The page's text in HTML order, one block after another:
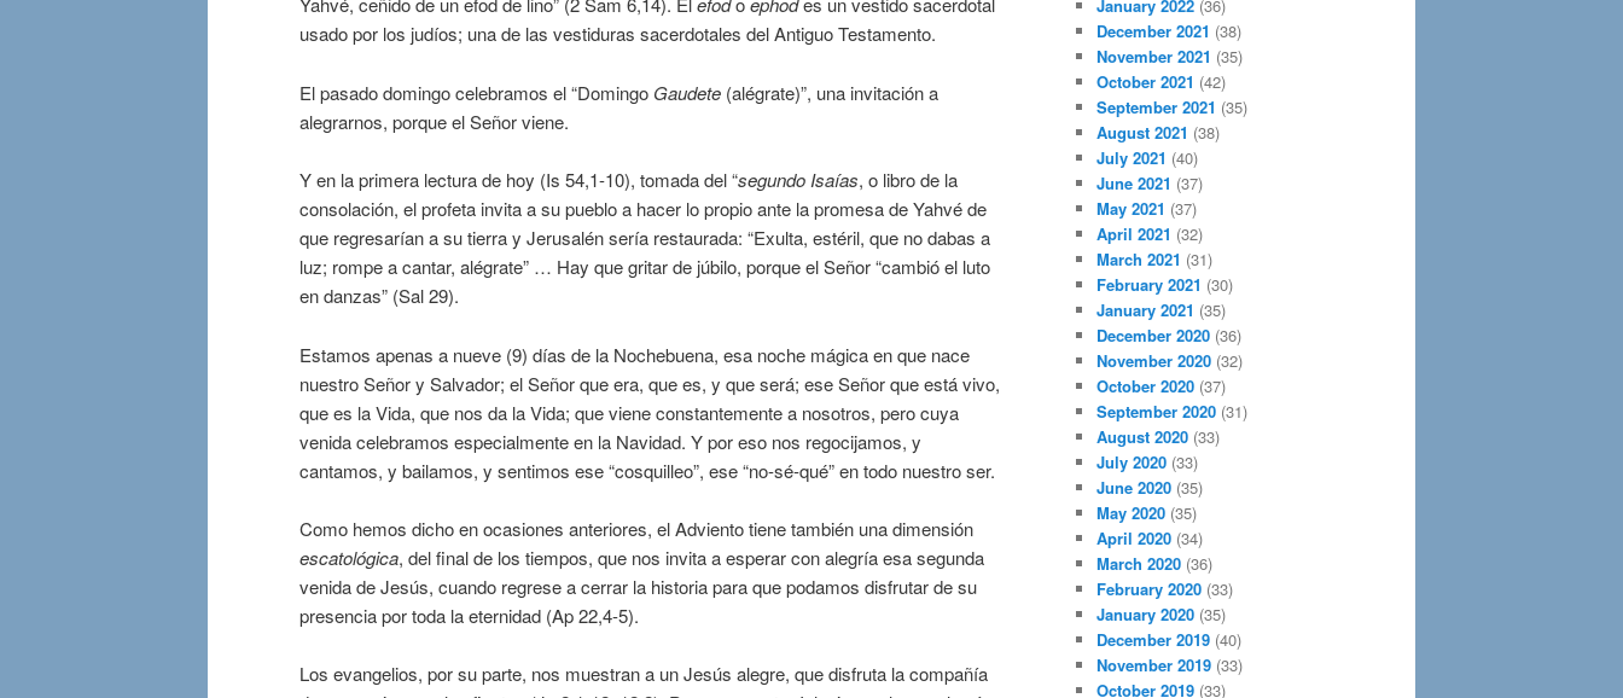
usado por los judíos; una de las vestiduras sacerdotales del Antiguo Testamento.
El pasado domingo celebramos el “Domingo Gaudete (alégrate)”, una invitación a
alegrarnos, porque el Señor viene.
Y en la primera lectura de hoy (Is 54,1-10), tomada del “segundo Isaías, o libro de la
consolación, el profeta invita a su pueblo a hacer lo propio ante la promesa de Yahvé de
que regresarían a su tierra y Jerusalén sería restaurada: “Exulta, estéril, que no dabas a
luz; rompe a cantar, alégrate” … Hay que gritar de júbilo, porque el Señor “cambió el luto
en danzas” (Sal 29).
Estamos apenas a nueve (9) días de la Nochebuena, esa noche mágica en que nace
nuestro Señor y Salvador; el Señor que era, que es, y que será; ese Señor que está vivo,
que es la Vida, que nos da la Vida; que viene constantemente a nosotros, pero cuya
venida celebramos especialmente en la Navidad. Y por eso nos regocijamos, y
cantamos, y bailamos, y sentimos ese “cosquilleo”, ese “no-sé-qué” en todo nuestro ser.
Como hemos dicho en ocasiones anteriores, el Adviento tiene también una dimensión
escatológica, del final de los tiempos, que nos invita a esperar con alegría esa segunda
venida de Jesús, cuando regrese a cerrar la historia para que podamos disfrutar de su
presencia por toda la eternidad (Ap 22,4-5).
Los evangelios, por su parte, nos muestran a un Jesús alegre, que disfruta la compañía
January 2022 (36)
December 2021 (38)
November 2021 (35)
October 2021 (42)
September 2021 (35)
August 2021 (38)
July 2021 (40)
June 2021 (37)
May 2021 (37)
April 2021 (32)
March 2021 (31)
February 2021 (30)
January 2021 (35)
December 2020 (36)
November 2020 (32)
October 2020 (37)
September 2020 (31)
August 2020 (33)
July 2020 (33)
June 2020 (35)
May 2020 (35)
April 2020 (34)
March 2020 (36)
February 2020 (33)
January 2020 (35)
December 2019 (40)
November 2019 (33)
October 2019 (33)